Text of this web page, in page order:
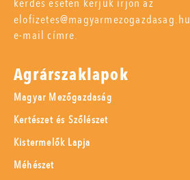
elofizetes@magyarmezogazdasag.hu
e-mail címre.
Agrárszaklapok
Magyar Mezőgazdaság
Kertészet és Szőlészet
Kistermelők Lapja
Méhészet